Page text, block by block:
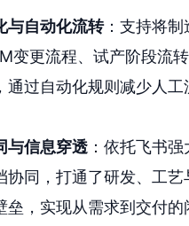
与自动化流转：支持将制
变更流程、试产阶段流
通过自动化规则减少人工
与信息穿透：依托飞书强
协同，打通了研发、工艺
垒，实现从需求到交付的